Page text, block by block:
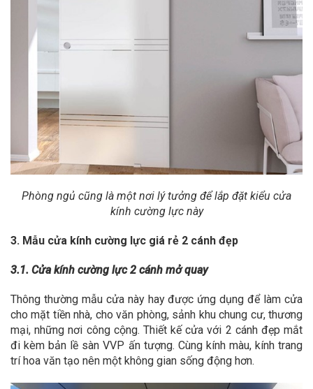
Phòng ngủ cũng là một nơi lý tưởng để lắp đặt kiểu cửa
kính cường lực này
3. Mẫu cửa kính cường lực giá rẻ 2 cánh đẹp
3.1. Cửa kính cường lực 2 cánh mở quay
Thông thường mẫu cửa này hay được ứng dụng để làm cửa
cho mặt tiền nhà, cho văn phòng, sảnh khu chung cư, thương
mại, những nơi công cộng. Thiết kế cửa với 2 cánh đẹp mắt
đi kèm bản lề sàn VVP ấn tượng. Cùng kính màu, kính trang
trí hoa văn tạo nên một không gian sống động hơn.